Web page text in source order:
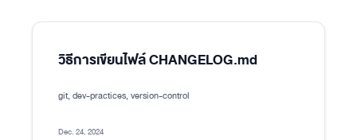
วิธีการเขียนไฟล์ CHANGELOG.md
git, dev-practices, version-control
Dec. 24, 2024